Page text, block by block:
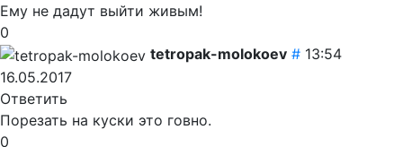
Ему не дадут выйти живым!
0
tetropak-molokoev # 13:54
16.05.2017
Ответить
Порезать на куски это говно.
0